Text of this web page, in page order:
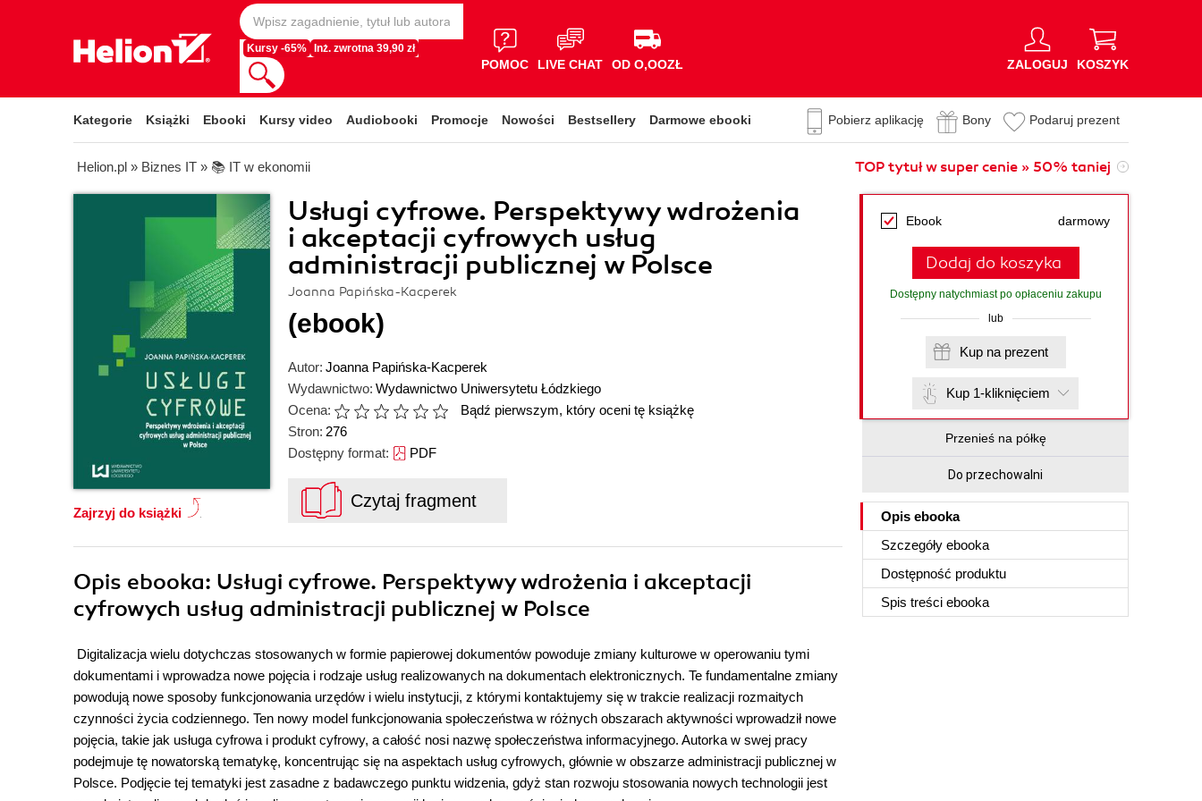
Kursy -65% Inż. zwrotna 39,90 zł
POMOC LIVE CHAT OD O,OOZŁ ZALOGUJ KOSZYK
Kategorie Książki Ebooki Kursy video Audiobooki Promocje Nowości Bestsellery Darmowe ebooki Pobierz aplikację Bony Podaruj prezent
Helion.pl » Biznes IT » 📚 IT w ekonomii TOP tytuł w super cenie » 50% taniej
Usługi cyfrowe. Perspektywy wdrożenia
i akceptacji cyfrowych usług
administracji publicznej w Polsce
Joanna Papińska-Kacperek
(ebook)
Zajrzyj do książki
Autor: Joanna Papińska-Kacperek
Wydawnictwo: Wydawnictwo Uniwersytetu Łódzkiego
Ocena:
Bądź pierwszym, który oceni tę książkę
Stron: 276
Dostępny format: PDF
Czytaj fragment
Ebook darmowy
Dodaj do koszyka
Dostępny natychmiast po opłaceniu zakupu
lub
Kup na prezent
Kup 1-kliknięciem
Przenieś na półkę
Do przechowalni
Opis ebooka
Szczegóły ebooka
Dostępność produktu
Spis treści ebooka
Opis ebooka: Usługi cyfrowe. Perspektywy wdrożenia i akceptacji
cyfrowych usług administracji publicznej w Polsce
Digitalizacja wielu dotychczas stosowanych w formie papierowej dokumentów powoduje zmiany kulturowe w operowaniu tymi
dokumentami i wprowadza nowe pojęcia i rodzaje usług realizowanych na dokumentach elektronicznych. Te fundamentalne zmiany
powodują nowe sposoby funkcjonowania urzędów i wielu instytucji, z którymi kontaktujemy się w trakcie realizacji rozmaitych
czynności życia codziennego. Ten nowy model funkcjonowania społeczeństwa w różnych obszarach aktywności wprowadził nowe
pojęcia, takie jak usługa cyfrowa i produkt cyfrowy, a całość nosi nazwę społeczeństwa informacyjnego. Autorka w swej pracy
podejmuje tę nowatorską tematykę, koncentrując się na aspektach usług cyfrowych, głównie w obszarze administracji publicznej w
Polsce. Podjęcie tej tematyki jest zasadne z badawczego punktu widzenia, gdyż stan rozwoju stosowania nowych technologii jest